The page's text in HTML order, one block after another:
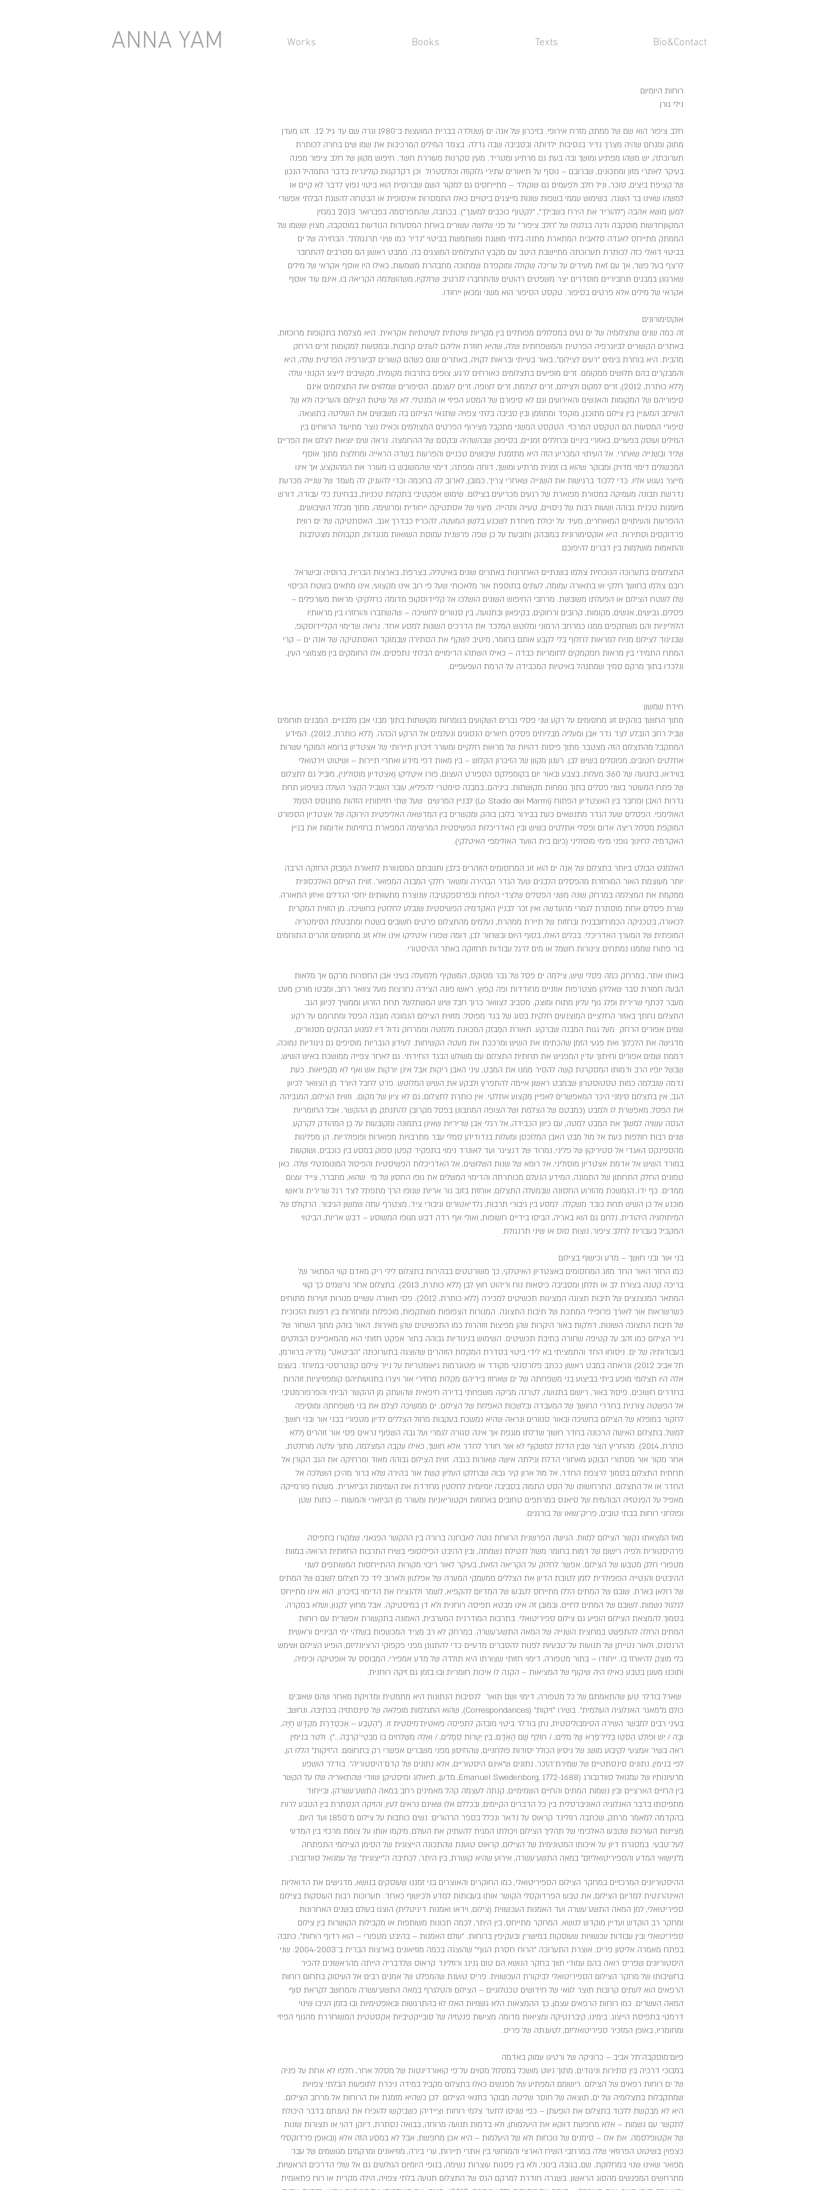
ANNA YAM Works Books Texts Bio&Contact
רוחות היומיום
נילי גורן
חלב ציפור הוא שם של ממתק מזרח אירופי. בזיכרון של אנה ים (שנולדה בברית המועצות ב־1980 וגרה שם עד גיל 12. זהו מעדן
מתוק ומנחם שהיה מצרך נדיר בנסיבות ילדותה ובסביבה שבה גדלה. בצמד המילים המרכיבות את שמו שים בחרה לכותרת
תערוכתה, יש משהו מפתיע ומושך ובה בעת גם מרתיע ומטריד. מעין סקרנות מעוררת חשד. חיפוש מקוון של חלב ציפור מפנה
בעיקר לאתרי מזון ומתכונים, שברובם – נוסף על תיאורים עתירי גלוקוזה וכולסטרול וכן דקדקנות קולינרית בדבר התמהיל הנכון
של קציפת ביצים, סוכר, וניל חלב ולפעמים גם שוקולד – מתייחסים גם למקור השם שברוסית הוא ביטוי נפוץ לדבר לא קיים או
למשהו שאינו בר השגה. בשימוש עממי בשפות שונות מייצגים ביטויים כאלו התמסרות אינסופית או הבטחה להשגת הבלתי אפשרי
למען מושא אהבה (״להוריד את הירח בשבילך״, ״לקטוף כוכבים למענך״). בכתבה, שהתפרסמה בפברואר 2013 במגזין
המקווןחדשות מוסקבה ודנה בגלגולו של ״חלב ציפור״ על פני שלושה עשורים באחת המסעדות הנודעות במוסקבה, מצוין ששמו של
הממתק מתייחס לאגדה סלאבית המתארת מתנה בלתי מושגת ומשתמשת בביטוי ״נדיר כמו שיני תרנגולת״. הבחירה של ים
בביטוי דואלי כזה לכותרת תערוכתה מתיישבת היטב עם מקבץ התצלומים המוצגים בה. ממבט ראשון הם מסרבים להתחבר
לרצף בעל פשר, אך עם זאת מעידים על עריכה שקולה ומוקפדת שמתוכה מתבהרת משמעות, כאילו היו אוסף אקראי של מילים
שארגונן במבנים תחביריים מוסדרים יצר משפטים רהוטים שהתחברו לנרטיב שחלקיו, משהושלמה הקריאה בו, אינם עוד אוסף
אקראי של מילים אלא פרטים בסיפור. טקסט הסיפור הוא משני ומכאן ייחודו.
אוקסימורונים
זה כמה שנים שתצלומיה של ים נעים במסלולים מפותלים בין מקריות שיטתית לשיטתיות אקראית. היא מצלמת בתקופות מרוכזות,
באתרים הקשורים לביוגרפיה הפרטית והמשפחתית שלה, שהיא חוזרת אליהם לעתים קרובות, ובמסעות למקומות זרים הרחק
מהבית. היא בוחרת בימים "רעים לצילום", באור בעייתי ובראות לקויה, באתרים שגם כשהם קשורים לביוגרפיה הפרטית שלה, היא
והמבקרים בהם תלושים ממקומם. זרים מופיעים בתצלומים כאורחים לרגע, צופים בתרבות מקומית, מקשיבים לייצוג הקנוני שלה
(ללא כותרת, 2012), זרים למקום ולצילום, זרים לצלמת, זרים לצופה, זרים לעצמם. הסיפורים שמלווים את התצלומים אינם
סיפוריהם של המקומות והאנשים והאירועים וגם לא סיפורם של המסע הפיזי או המנטלי, לא של שיטת הצילום והעריכה ולא של
השילוב המעניין בין צילום מתוכנן, מוקפד ומתוזמן ובין סביבה בלתי צפויה שתנאי הצילום בה משבשים את השליטה בתוצאה.
סיפורי המסעות הם הטקסט המרכזי. הטקסט המשני מתקבל מצירוף הפרטים המצולמים וכאילו נוצר מתיעוד הרווחים בין
המילים ועוסק בפערים, באזורי ביניים ובחללים זמניים, בסיפוק שבהשהיה ובקסם של ההחמצה. נראה שים יוצאת לצלם את הפריים
שליד ובשנייה שאחרי. אל העיתוי המכריע הזה היא מתזמנת שיבושים טכניים והפרעות בשדה הראייה ומחלצת מתוך אוסף
המכשולים דימוי מדויק ומבוקר שהוא בו זמנית מרתיע ומושך, דוחה ומפתה; דימוי שהמשובש בו מעורר את המהוקצע, אך אינו
מייצר געגוע אליו. כדי ללכוד ברגישות את השנייה שאחרי צריך, כמובן, לארוב לה בחכמה וכדי להעניק לה מעמד של שנייה מכרעת
נדרשת תבונה מעמיקה במסורת מפוארת של רגעים מכריעים בצילום. שימוש אפקטיבי בתקלות טכניות, בבחינת כלי עבודה, דורש
מיומנות טכנית גבוהה ושעות רבות של ניסויים, טעייה ותהייה. מיצוי של אסתטיקה ייחודית ומרשימה, מתוך מכלול השיבושים,
ההפרעות והעיתויים המאוחרים, מעיד על יכולת מיוחדת לשכנע בלשון המעטה, להכריז כבדרך אגב. האסתטיקה של ים רווּיַת
פרדוקסים וסתירות. היא אוקסימורונית במובהק ותובעת על כן שפה פרשנית עמוסת השוואות מנוגדות, תקבולות מצטלבות
והתאמות מושלמות בין דברים להיפוכם.
התצלומים בתערוכה הנוכחית צולמו בשנתיים האחרונות באתרים שונים באיטליה, בצרפת, בארצות הברית, ברוסיה ובישראל.
רובם צולמו בחושך חלקי או בתאורה עמומה, לעתים בתוספת אור מלאכותי שעל פי רוב אינו מקצועי, אינו מתאים בשטח הכיסוי
שלו לשטח הצילום או הפעלתו משובשת. מרחבי החיפוש השונים הושלכו אל קליידוסקופ מדומה כחלקיקי מראות מעורפלים –
פסלים, גבישים, אנשים, מקומות, קרובים ורחוקים, בקיפאון ובתנועה, בין סנוורים לחשיכה – שהשתברו והוחזרו בין מראותיו
הלולייניות והם משתקפים ממנו כמרחב הרמוני ומלוטש המלכד את הדרכים השונות למסע אחד. נראה שדימוי הקליידוסקופ,
שבניגוד לצילום מניח למראות לחלוף בלי לקבע אותם בחומר, מיטיב לשקף את הסתירה שבמוקד האסתטיקה של אנה ים – קרי
המתח התמידי בין מראות חמקמקים לחומריות כבדה – כאילו השתהו הדימויים הבלתי נתפסים, אלו החומקים בין מצמוצי העין,
ונלכדו בתוך מרקם סמיך שמתנהל באיטיות המכבידה על הרמת העפעפיים.
חידת שמשון
מתוך החושך בוהקים זוג מחסומים על רקע שני פסלי גברים השקועים בגומחות מקושתות בתוך מבני אבן מלבניים. המבנים תוחמים
שביל רחב הנבלע לצד גדר אבן ומעליה מבליחים פסלים חיוורים הנסוגים ונעלמים אל הרקע הכהה. (ללא כותרת, 2012). המידע
המתקבל מהתצלום הזה מצטבר מתוך פיסות דהויות של מראות חלקיים ומעורר זיכרון תיירותי של אצטדיון ברומא המוקף עשרות
אתלטים חטובים, מפוסלים בשיש לבן. רענון מקוון של הזיכרון הקלוש – בין מאות דפי מידע ואתרי תיירות – ושיטוט וירטואלי
בווידאו, בתנועה של 360 מעלות, בצבע ובאור יום בקומפלקס הספורט העצום, פוֹרוֹ איטַליקו (אצטדיון מוסוליני), מוביל גם לתצלום
של פתח המעוטר בשני פסלים בתוך גומחות מקושתות. ביניהם, במבנה סימטרי להפליא, עובר השביל הקצר העולה בשיפוע תחת
גדרות האבן ומחבר בין האצטדיון הפתוח (Lo Stadio dei Marmi) לבניין המרשים שעל שתי חזיתותיו הזהות מתנוסס הסמל
האולימפי. הפסלים שעל הגדר מתנשאים כעת בבירור בלובן בוהק ומקשרים בין המדשאה האליפטית הירוקה של אצטדיון הספורט
המוקפת מסלול ריצה אדום ופסלי אתלטים בשיש ובין האדריכלות הפשיסטית המרשימה המפארת בחזיתות אדומות את בניין
האקדמיה לחינוך גופני מימי מוסוליני (כיום בית הוועד האולימפי האיטלקי).
האלמנט הבולט ביותר בתצלום של אנה ים הוא זוג המחסומים הזוהרים בלבן ותגובתם המסנוורת לתאורת המַבזֵק החזקה הרבה
יותר מעוצמת האור המוחזרת מהפסלים הלבנים שעל הגדר הבהירה ומשאר חלקי המבנה המפואר. זווית הצילום האלכסונית
ממקמת את המצלמה במרחק שונה משני הפסלים שלצדי הפתח ובפרספקטיבה שנוצרת מתעוותים יחסי הגדלים ואיזון התאורה.
שורת פסלים אחת מוסתרת לגמרי מהעדשה ואין זכר לבניין האקדמיה הפשיסטית שנבלע לחלוטין בחשיכה. מן הזווית המקרית
לכאורה, בטכניקה הכמו־חובבנית ובחזות של תיירת ממהרת, נעלמים מהתצלום פרטים חשובים בשטח ומתבטלת הסימטריה
המופתית של המערך האדריכלי. בכלים האלו, בסוף היום ובשחור לבן, דומה שפורו איטליקו אינו אלא זוג מחסומים זוהרים התוחמים
בור פתוח שממנו נמתחים צינורות חשמל או מים לרגל עבודות תחזוקה באתר ההיסטורי.
באותו אתר, במרחק כמה פסלי שיש, צילמה ים פסל של גבר מסוקס, המשקיף מלמעלה בעיני אבן החסרות מרקם אך מלאות
הבעה חמורת סבר שאליהן מצטרפות אוזניים מחודדות ופה קפוץ. ראשו פונה הצידה נחרצות מעל צוואר רחב, ומבטו מורכן מעט
מעבר לכתף שרירית ופלג גוף עליון מתוח ומוצק. מסביב לצוואר כרוך חבל שיש המשתלשל תחת הזרוע וממשיך לכיוון הגב.
התצלום נחתך באזור החלציים המוצנעים חלקית בסוג של בגד מפוסל. מזווית הצילום הנמוכה מוגבה הפסל ומתרומם על רקע
שמים אפורים הרחק מעל גגות המבנה שברקע. תאורת המַבזֵק המכוונת מלמטה וממרחק גדול דיו למנוע הבהקים מסנוורים,
מדגישה את הלכלוך ואת פגעי הזמן שהכתימו את השיש ומרככת את מעטה הקשיחות. לעידון הגבריות מוסיפים גם ניגודיות נמוכה,
דממת שמים אפורים וחיתוך עדין המפגיש את תחתית התצלום עם משולש הבגד החידתי. גם לאחר צפייה ממושכת באיש השיש,
שבשל יופיו הרב ודמותו המסקרנת קשה להסיר ממנו את המבט, עיני האבן ריקות אבל אינן יורקות אש ואף לא מקפיאות. כעת
נדמה שנבלמה כמות טסטוסטרון שבמבט ראשון איימה להתפרץ ולבקע את השיש המלוטש. פרט לחבל היורד מן הצוואר לכיוון
הגב, אין בתצלום סימני היכר המאפשרים לאפיין מקצוע אתלטי. אין כותרת לתצלום, גם לא ציון של מקום, וזווית הצילום, המגביהה
את הפסל, מאפשרת לו ולמבט (כמבטם של הצלמת ושל הצופה המתבונן בפסל מקרוב) להתנתק מן ההקשר. אבל החומריות
הגסה עשויה למשוך את המבט למטה, עם כיוון הכבידה, אל רגלי אבן שריריות שאינן בתמונה ומקובעות על כַּן המהודק לקרקע.
שנים רבות חולפות כעת אל מול מבט האבן המלוכסן ומעלות בנדודיהן סמלי עבר מתרבויות מפוארות ופופולריות. הן מפליגות
מהספינקס האגדי אל סטיריקון של פליני, נמרוד של דנציגר ועד לאונרד נימוי בתפקיד קפטן ספוק במסע בין כוכבים, ושוקעות
במורד השיש אל אדמת אצטדיון מוסוליני, אל רומא של שנות השלושים, אל האדריכלות הפשיסטית והפיסול המונומנטלי שלה. כאן
טמונים החלק התחתון של התמונה, המידע הנעלם מכותרתה והדימוי המשלים את גופו החסון של מי שהוא, מתברר, צייד עצום
ממדים. כף ידו, הנמשכת מהזרוע החסונה שבמעלה התצלום, אוחזת בזנב גור אריות שגופו הרך מתפתל לצד רגל שרירית וראשו
מוכנע אל כן השיש תחת כובד משקלה. למסע בין גיבורי תרבות, גלדיאטורים וגיבורי ציד, מצטרף עתה שמשון הגיבור. הרקולס של
המיתולוגיה היהודית, נלחם גם הוא באריה, הביסו בידיים חשופות, ואולי אף רדה דבש מגופו המשוסע – דבש אריות, הביטוי
המקביל בעברית לחלב ציפור, נוצות סוס או שיני תרנגולת.
בני אור ובני חושך – מדע וכישוף בצילום
כמו החזר האור החד מזוג המחסומים באצטדיון האיטלקי, כך משורטטים בבהירות בתצלום לילי ריק מאדם קווי המתאר של
בריכה קטנה בצורת לב או תלתן ומסביבה כיסאות נוח וריהוט חוץ לבן (ללא כותרת, 2013). בתצלום אחר נרשמים כך קווי
המתאר המנצנצים של תיבות תצוגה המציגות תכשיטים למכירה (ללא כותרת, 2012)
. פסי תאורה עשויים מנורות זעירות מתוחים
כשרשראות אור לאורך פרופילי המתכת של תיבות התצוגה. המנורות הצפופות משתקפות, מוכפלות ומוחזרות בין דפנות הזכוכית
של תיבות התצוגה השונות, דולקות באור היקרות שהן מפיצות וזוהרות כמו התכשיטים שהן מאירות. האור בוהק מתוך השחור של
נייר הצילום כמו זהב על קטיפה שחורה בתיבת תכשיטים. השימוש בניגודיות גבוהה בתור אפקט חזותי הוא מהמאפיינים הבולטים
בעבודותיה של ים. ניסוחו החד והתמציתי בא לידי ביטוי בסדרת המקלות הזוהרים שהוצגה בתערוכתה ״הביטאט״ (גלריה ברוורמן,
תל אביב 2012) ונראתה במבט ראשון ככתב פלורסנטי מקודד או פוטוגרמות גיאומטריות על נייר צילום קונטרסטי במיוחד. בעצם
אלה היו תצלומי מופע ביתי בביצוע בני משפחתה של ים שאחזו בידיהם מקלות מחזירי אור ויצרו בתנועותיהם קומפוזיציות זוהרות
בחדרים חשוכים. פיסול באור, רישום בתנועה, לטרנה מג׳יקה משפחתי בדירה חיפאית שהועתק מן ההקשר הביתי והפרפורמטיבי
אל הפשטה צורנית בחדרי החושך של המעבדה ובלשכות האפלות של הצילום. ים ממשיכה לצלם את בני משפחתה ומוסיפה
לחקור במופלא של הצילום בחשיכה ובאור סנוורים ונראה שהיא נמשכת בעקבות מחול הצללים לדיון מטפורי בבני אור ובני חושך.
למשל, בתצלום האישה הרכונה בחדר חשוך שדלתו מוגפת אך אינה סגורה לגמרי ועל גבה השפוף נראים פסי אור זוהרים (ללא
כותרת, 2014). מהחריץ הצר שבין הדלת למשקוף לא אור חודר לחדר אלא חושך, כאילו עקבה המצלמה, מתוך עלטה מוחלטת,
אחר מקור אור מסתורי הבוקע מאחורי הדלת וגילתה אישה שאורות בגבה. זווית הצילום גבוהה מאוד ומרחיקה את הגב הקורן אל
תחתית התצלום בסמוך לרצפת החדר, אל מול ארון קיר גבוה שבחלקו העליון קשת אור בהירה שלא ברור מהיכן הושלכה אל
החדר או אל התצלום. התרחשותו של הסט התמוה בסביבה יומיומית לחלוטין מחדדת את העמימות הביזארית. משטח פורמייקה
מאפיל על הפנטזיה הבוהמית של סיאנס במרתפים טחובים באחוזות ויקטוריאניות ומעורר מן הביזארי והמעוות – כתות שטן
ופולחני רוחות בבתי טובים, פריק־שואו של בורגנים.
מאז המצאתו נקשר הצילום למוות. הגישה הפרשנית הרווחת נוטה לאבחנה ברורה בין ההקשר הפגאני, שמקורו בתפיסה
פרהיסטורית ולפיה רישום של דמות בחומר משול לנטילת נשמתה, ובין ההיבט הפילוסופי בשיח התרבות החזותית הרואה במוות
מטפורי חלק מטבעו של הצילום. אפשר לחלוק על הקריאה הזאת, בעיקר לאור ריבוי מקורות ההתייחסות המשותפים לשני
ההיבטים והנטייה הפופולרית לזמן לטובת הדיון את הצללים ממעמקי המערה של אפלטון ולארוב ליד כל תצלום לשובם של המתים
של רולאן בארת. שובם של המתים הללו מתייחס לטבעו של המדיום להקפיא, לשמר ולהנציח את הדימוי בזיכרון. הוא אינו מתייחס
לגלגול נשמות, לשובם של המתים לחיים, ובמובן זה אינו מבטא תפיסה רוחנית ולא דן במיסטיקה. אבל מחוץ לקנון, ושלא במקרה,
בסמוך להמצאת הצילום הופיע גם צילום ספיריטואלי. בתרבות המודרנית המערבית, האמונה בתקשורת אפשרית עם רוחות
המתים החלה להתפשט במחצית השנייה של המאה התשע־עשרה. במרחק לא רב מציד המכשפות בשלהי ימי הביניים וראשית
הרנסנס, ולאור נטייתן של תנועות על־טבעיות לפנות להסברים מדעיים כדי להתגונן מפני פקפוקי הרציונליזם, הופיע הצילום ושימש
כלי מוצק להיאחז בו. ייחודו – בתור מטפורה, דימוי חזותי שצורתו היא תולדה של מדע אמפירי, המבוסס על אופטיקה וכימיה,
ותוכנו מעוגן בטבע כאילו היה שיקוף של המציאות – הקנה לו איכות חומרית ובו בזמן גם זיקה רוחנית.
שארל בודלר טען שהתאמתם של כל מטפורה, דימוי ושם תואר לנסיבות הנתונות היא מתמטית ומדויקת מאחר שהם שאובים
כולם מ"מאגר האנלוגיה העולמית". בשירו "זיקות" (Correspondances), שהוא התגלמות מופלאה של סינסתזיה בכתיבה, ונחשב
בעיני רבים למבשר השירה הסימבוליסטית, נתן בודלר ביטוי מובהק לתפיסה פואטית־מיסטית זו. ("הַטֶּבַע – אַכְסַדְרַת מִקְדָּשׁ חָיָה,
וּבָהּ / יֵשׁ וּפוֹלֵט הַסְּטָו בְּלִיל־פֶּרֶא שֶׁל מִלִּים; / חוֹלֵף שָׁם הָאָדָם, בֵּין יַעֲרוֹת סְמָלִים, / וְאֵלֶּה מְשַׁלְּחִים בּוֹ מַבְּטֵי־קִרְבָה..."). ולטר בנימין
ראה בשיר אמצעי לקיבוע מושג של ניסיון הכולל יסודות פולחניים, שהחיסון מפני משברים אפשרי רק בתחומם. ה"זיקות" הללו הן,
לפי בנימין, נתונים סינסתטיים של שמירת־הזֶכר, נתונים ש"אינם היסטוריים, אלא נתונים של קדם־היסטוריה". בודלר הושפע
מרעיונותיו של עמנואל סוודנבורג (Emanuel Swedenborg, 1772-1688, מדען, תיאולוג ומיסטיקן שוודי שהתאוריה שלו על הקשר
בין החיים הארציים ובין נשמות המתים והחיים השמימיים, קנתה לעצמה קהל מאמינים רחב במאה התשע־עשרה), ובייחוד
מתפיסתו בדבר האנלוגיה האוניברסלית בין כל הדברים הקיימים, ובכללם אלו שאינם נראים לעין, והזיקה הנסתרת בין הטבע לרוח.
בהקדמה למאמר מרתק, שכתבה רוזלינד קראוס על נדאר ונכלל בספר הרהורים: נשים כותבות על צילום מ־1850 ועד היום,
מציינות העורכות שטבעו האלכימי של תהליך הצילום ויכולתו המגית להעתיק את העולם, מיקמו אותו על צומת מרכזי בין המדעי
לעל־טבעי. במסגרת דיון על איכותו המטונימית של הצילום, קראוס טוענת שהתכונה הייצוגית של הסימן הצילומי התפתחה
מ"נישואי המדע והספיריטואליזם" במאה התשע־עשרה, אירוע שהיא קושרת, בין היתר, לכתיבה ה"ייצוגית" של עמנואל סוודנבורג.
ההיסטוריונים המרכזיים במחקר הצילום הספיריטואלי, כמו החוקרים והאוצרים בני זמננו שעוסקים בנושא, מדגישים את הדואליות
האינהרנטית למדיום הצילום, את טבעו הפרדוקסלי הקושר אותו בעבותות למדע ולכישוף כאחד. תערוכות רבות העוסקות בצילום
ספיריטואלי, למן המאה התשע־עשרה ועד האמנות העכשווית (צילום, וידאו ואמנות דיגיטלית) הוצגו בעולם בשנים האחרונות
ומחקר רב הוקדש ועדיין מוקדש לנושא. המחקר מתייחס, בין היתר, לכמה תכונות משותפות או מקבילות הקושרות בין צילום
ספיריטואלי ובין עבודות עכשוויות שעוסקות במישרין ובעקיפין ברוחות. "עולם האמנות – בהיבט מטפורי – הוא רדוף רוחות", כתבה
בפתח מאמרה אליסון פריס, אוצרת התערוכה "הרוח חסרת הגוף" שהוצגה בכמה מוזיאונים בארצות הברית ב־2004-2003. שני
היסטוריונים שפריס רואה בהם עמודי תווך בחקר הנושא הם טום גנינג ורוזלינד קראוס שלדבריה הייתה מהראשונים להכיר
בחשיבותו של מחקר הצילום הספיריטואלי לביקורת העכשווית. פריס טוענת שהמפלט של אמנים רבים אל העיסוק בתחום רוחות
הרפאים הוא לעתים קרובות תוצר לוואי של חידושים טכנולוגיים – הצילום והטלגרף במאה התשע־עשרה והמחשב לקראת סוף
המאה העשרים. כמו רוחות הרפאים עצמן, כך ההמצאות הלא גשמיות האלו לוּוּ בהתרגשות ובאופטימיות ובו בזמן הניבו שינוי
דרמטי בתפיסת הייצוג. בימינו, קיברנטיקה ומציאות מדומה מציעות פנטזיה של סובייקטיביות אקסטטית המשוחררת מהגוף הפיזי
ומחומריו, באופן המזכיר ספיריטואליזם, לטענתה של פריס.
פיום־מוסקבה־תל אביב – כרוניקה של ורטיגו עמוק באדמה
במבוכי דרכיה בין סתירות וניגודים, מתוך ניווט מושכל במסלול מסוים על־פי קואורדינטות של מסלול אחר, חלפו לא אחת על פניה
של ים רוחות רפאים של הצילום. רישומם המפתיע של מפגשים כאלו בתצלום מקביל במידה ניכרת לתופעות הבלתי צפויות
שמתקבלות בתצלומיה של ים, תוצאה של חוסר שליטה מבוקר בתנאי הצילום. לכן כשהיא מזמנת את הרוחות אל מרחב הצילום,
היא לא מבקשת ללכוד בתצלום את הופעתן – כפי שניסו לתעד צלמי רוחות וציידיהן כשביקשו להוכיח את טענתם בדבר היכולת
לתקשר עם נשמות – אלא מחפשת דווקא את היעלמותן, ולא בדמות תנועה מרוחה, בבואה נסתרת, דיוקן דהוי או תצורות שונות
של אקטופלסמה. את אלו – סימנים של נוכחות ולא של היעלמות – היא אכן מחפשת, אבל לא במסע הזה אלא (ובאופן פרדוקסלי
כצפוי) בשיטוט הפרוזאי שלה במרחבי השיח הארצי והמוחשי בין אתרי תיירות, ערי בירה, מוזיאונים ומרקמים מגושמים של עבר
מפואר שאינו שנוי במחלוקת. שם, בגובה בינוני, ולא בין פסגות עוצרות נשימה, בנופי היומיום הגולשים גם אל שולי הדרכים הראשיות,
מתרחשים המפגשים מהסוג הראשון. בשגרה חודרת למרקם הגס של התצלום תנועה בלתי צפויה, הילה מקרית או רוח פתאומית